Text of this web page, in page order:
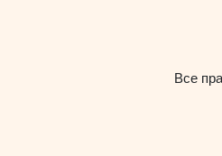
Все